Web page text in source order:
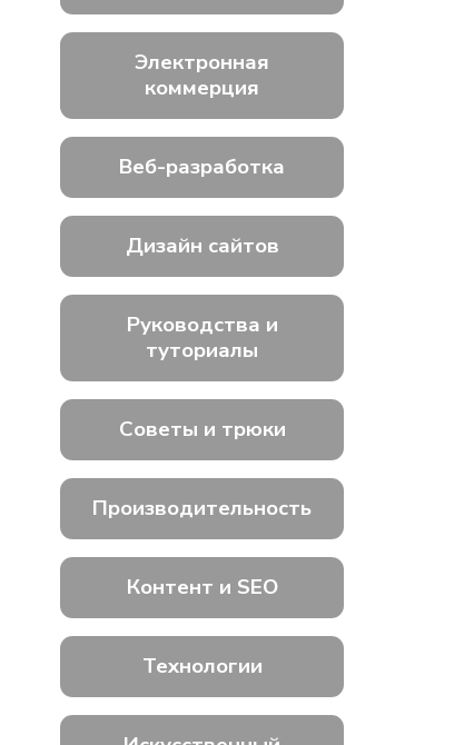
Электронная
коммерция
Веб-разработка
Дизайн сайтов
Руководства и
туториалы
Советы и трюки
Производительность
Контент и SEO
Технологии